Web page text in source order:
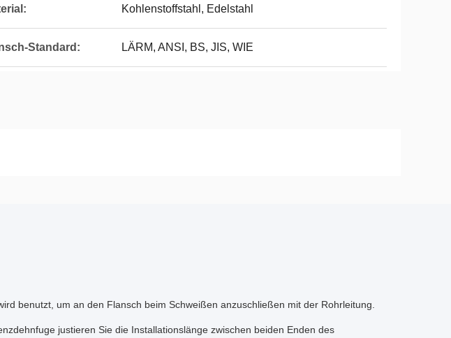
Kohlenstoffstahl, Edelstahl
Standard: LÄRM, ANSI, BS, JIS, WIE
benutzt, um an den Flansch beim Schweißen anzuschließen mit der Rohrleitung.
justieren Sie die Installationslänge zwischen beiden Enden des